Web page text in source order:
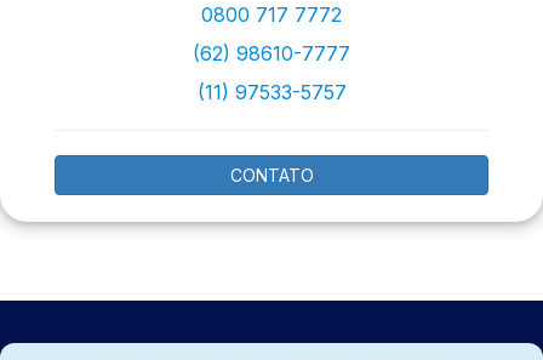
0800 717 7772
(62) 98610-7777
(11) 97533-5757
CONTATO